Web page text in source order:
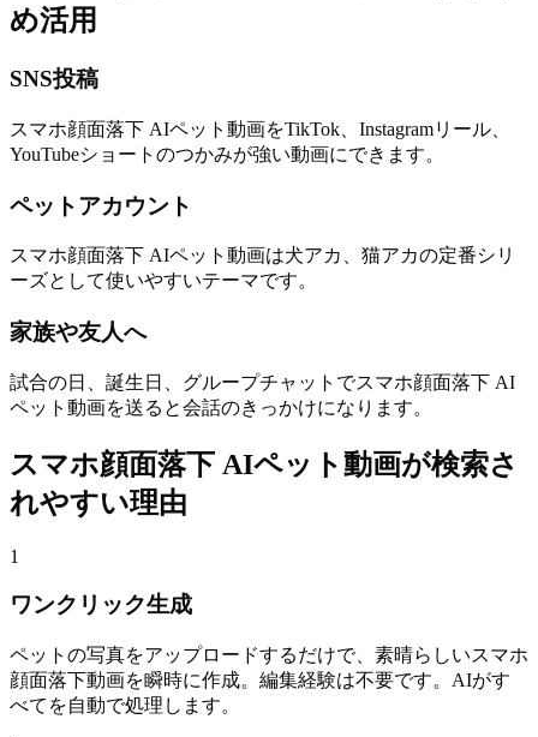
め活用
SNS投稿
スマホ顔面落下 AIペット動画をTikTok、Instagramリール、
YouTubeショートのつかみが強い動画にできます。
ペットアカウント
スマホ顔面落下 AIペット動画は犬アカ、猫アカの定番シリ
ーズとして使いやすいテーマです。
家族や友人へ
試合の日、誕生日、グループチャットでスマホ顔面落下 AI
ペット動画を送ると会話のきっかけになります。
スマホ顔面落下 AIペット動画が検索さ
れやすい理由
1
ワンクリック生成
ペットの写真をアップロードするだけで、素晴らしいスマホ
顔面落下動画を瞬時に作成。編集経験は不要です。AIがす
べてを自動で処理します。